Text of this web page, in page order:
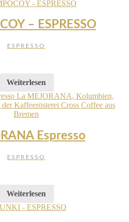
– ESPRESSO
ESPRESSO
Weiterlesen
Espresso
ESPRESSO
Weiterlesen